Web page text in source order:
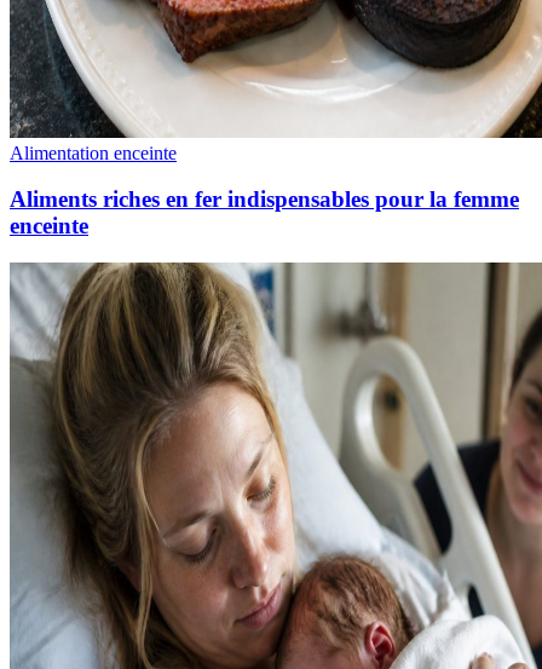
Alimentation enceinte
Aliments riches en fer indispensables pour la femme
enceinte